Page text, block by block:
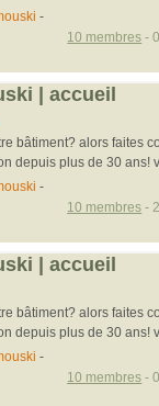
-
10 membres -
| accueil
bâtiment? alors faites
depuis plus de 30 ans!
-
10 membres -
| accueil
bâtiment? alors faites
depuis plus de 30 ans!
-
10 membres -